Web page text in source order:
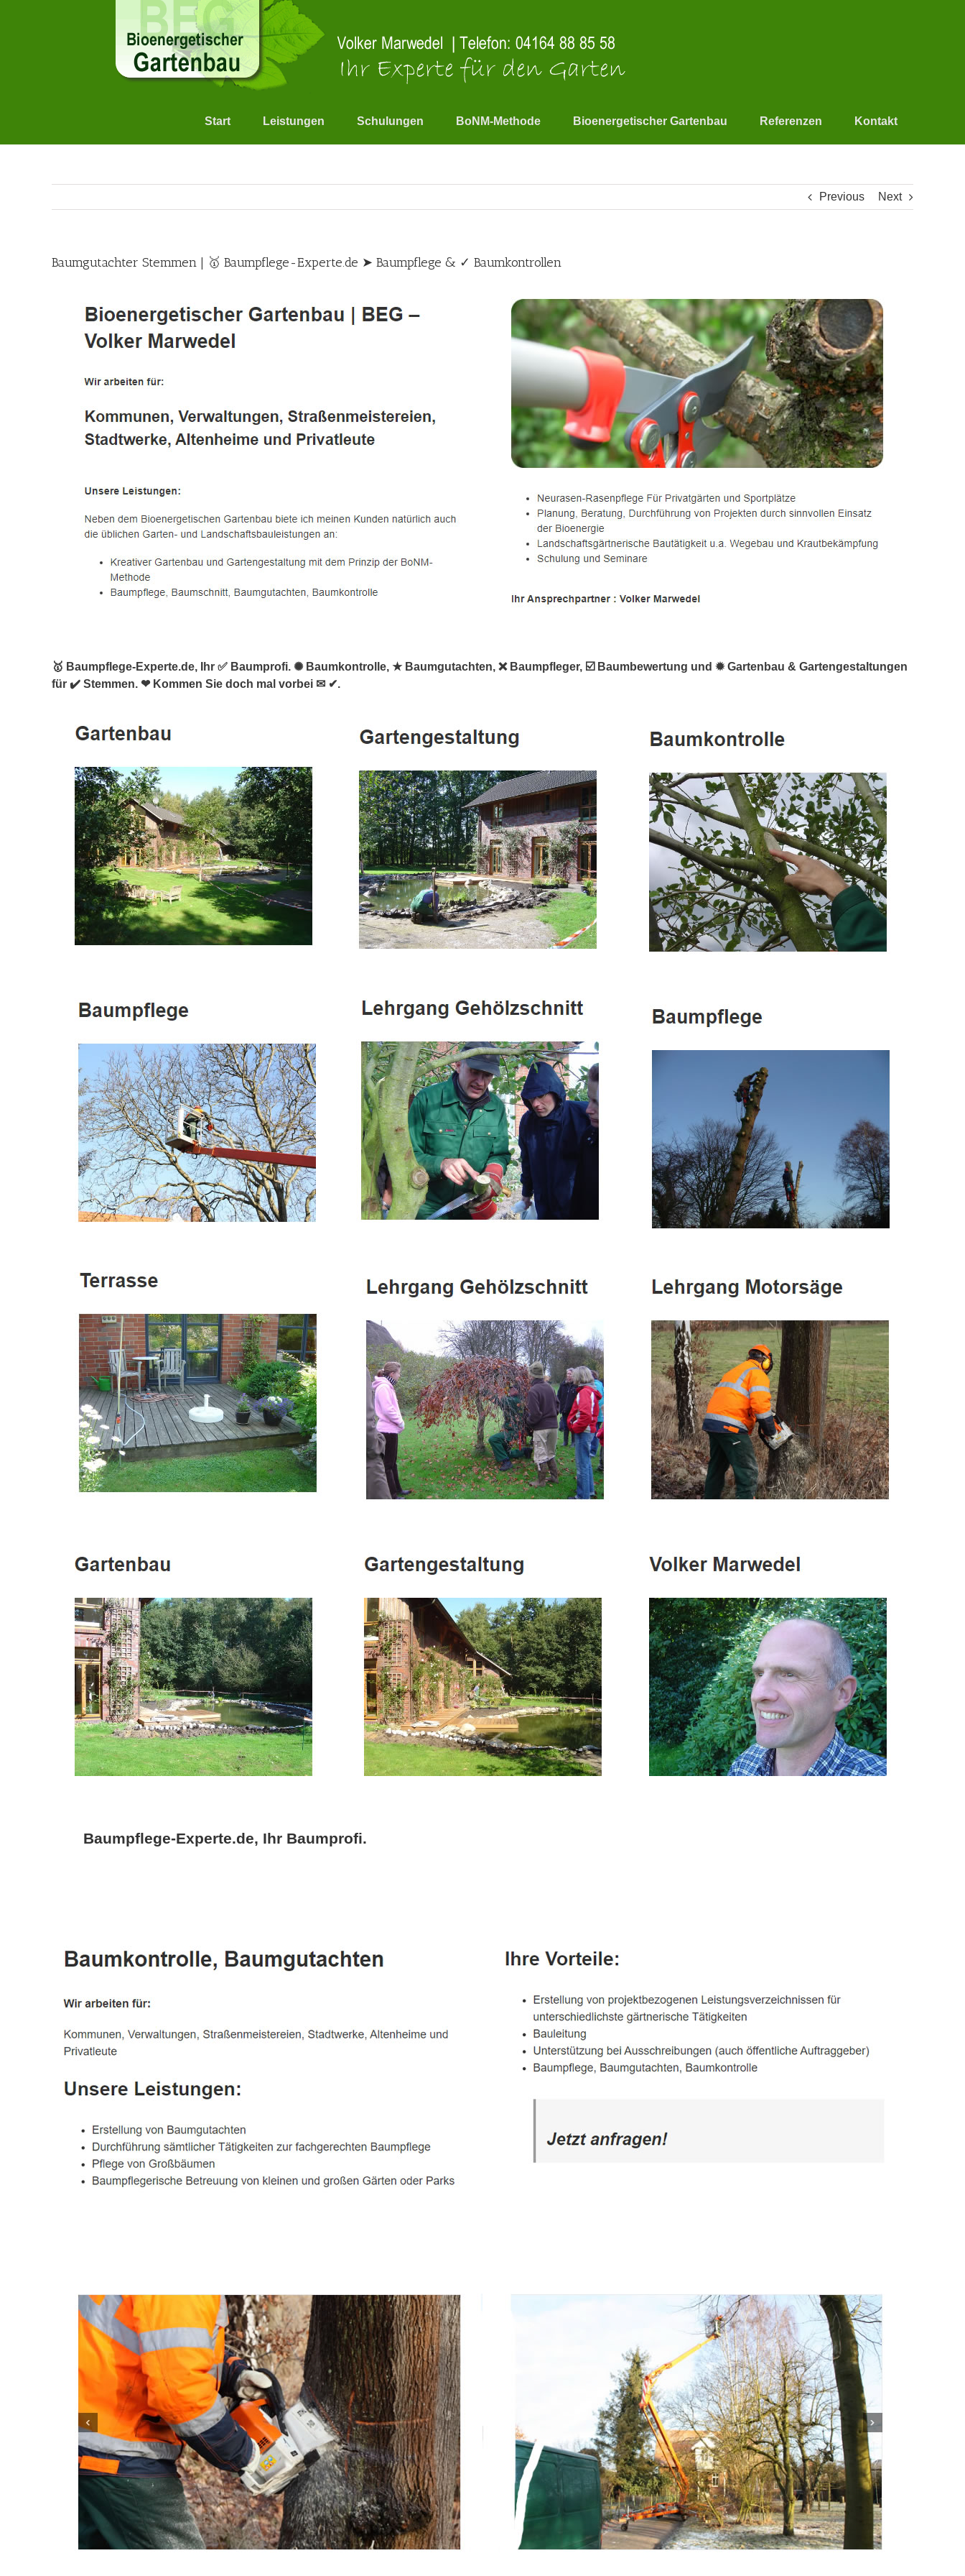
Start Leistungen Schulungen BoNM-Methode Bioenergetischer Gartenbau Referenzen Kontakt
Previous Next
Baumgutachter Stemmen | 🥇 Baumpflege-Experte.de ➤ Baumpflege & ✓ Baumkontrollen
🥇 Baumpflege-Experte.de, Ihr ✅ Baumprofi. ✺ Baumkontrolle, ★ Baumgutachten, ❌ Baumpfleger, ☑️ Baumbewertung und ✹ Gartenbau & Gartengestaltungen
für ✔️ Stemmen. ❤ Kommen Sie doch mal vorbei ✉ ✔.
Baumpflege-Experte.de, Ihr Baumprofi.